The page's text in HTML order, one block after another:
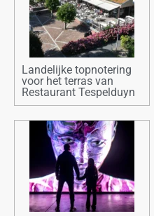
Landelijke topnotering
voor het terras van
Restaurant Tespelduyn